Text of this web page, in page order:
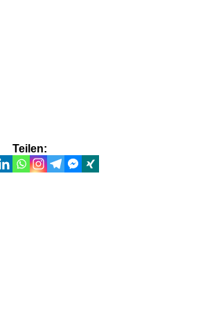
Teilen: